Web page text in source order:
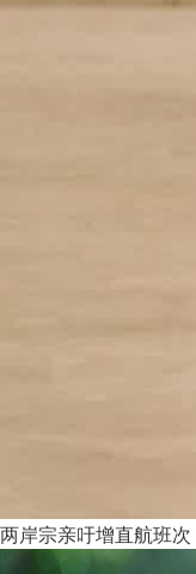
两岸宗亲吁增直航班